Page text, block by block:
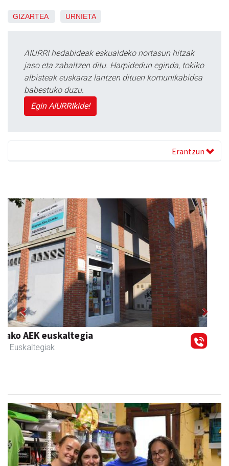
GIZARTEA URNIETA
AIURRI hedabideak eskualdeko nortasun hitzak
jaso eta zabaltzen ditu. Harpidedun eginda, tokiko
albisteak euskaraz lantzen dituen komunikabidea
babestuko duzu.
Egin AIURRIkide!
Erantzun
Egape Ikastola
Urnieta - Hezkuntza
Previous Next